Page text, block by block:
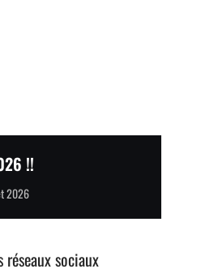
!!
2026
réseaux sociaux